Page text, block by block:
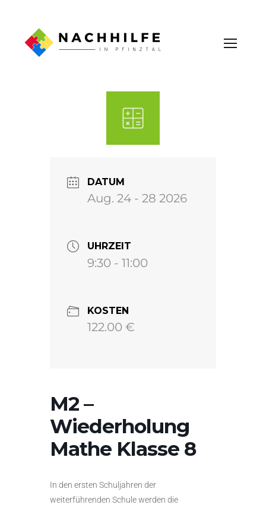
DATUM
Aug. 24 - 28 2026
UHRZEIT
9:30 - 11:00
KOSTEN
122.00 €
M2 –
Wiederholung
Mathe Klasse 8
In den ersten Schuljahren der
weiterführenden Schule werden die